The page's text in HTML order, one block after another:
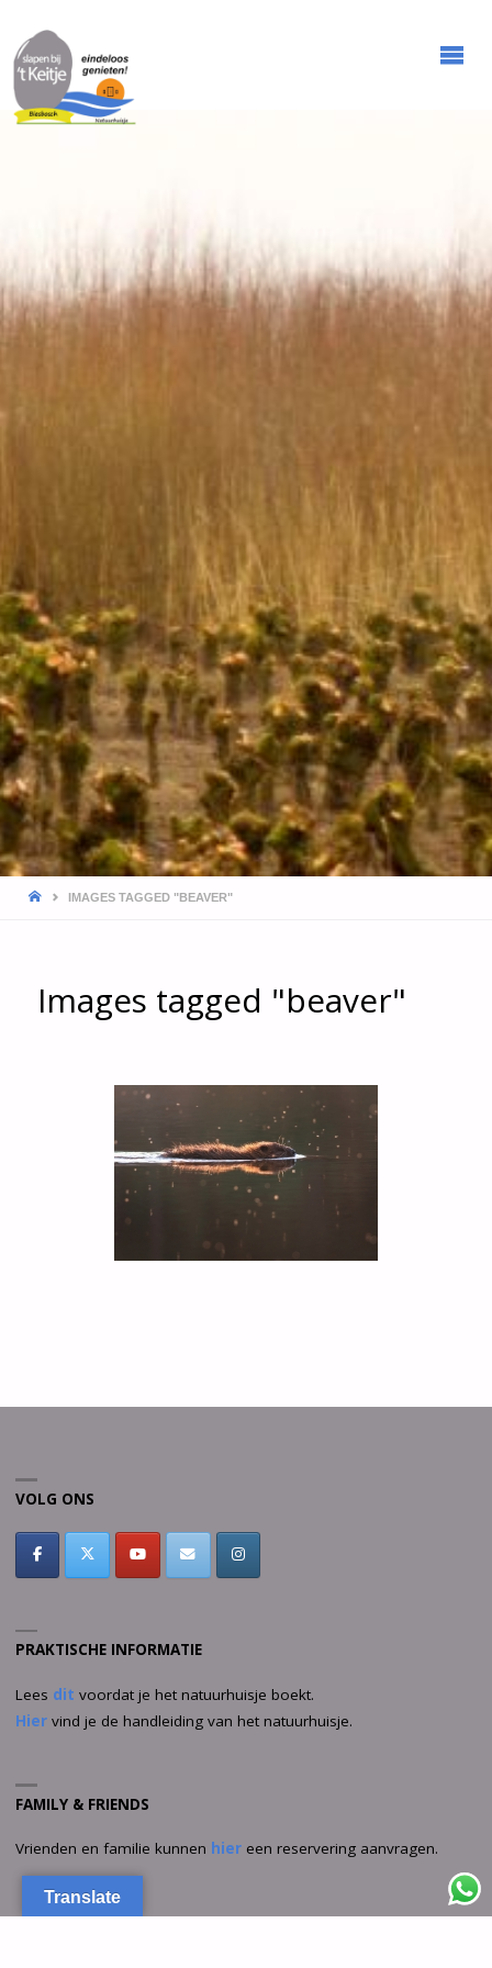
HOMEIMAGES TAGGED "BEAVER"
Images tagged "beaver"
VOLG ONS
PRAKTISCHE INFORMATIE
Lees dit voordat je het natuurhuisje boekt.
Hiervind je de handleiding van het natuurhuisje.
FAMILY & FRIENDS
Vrienden en familie kunnen hiereen reservering aanvragen.
Translate